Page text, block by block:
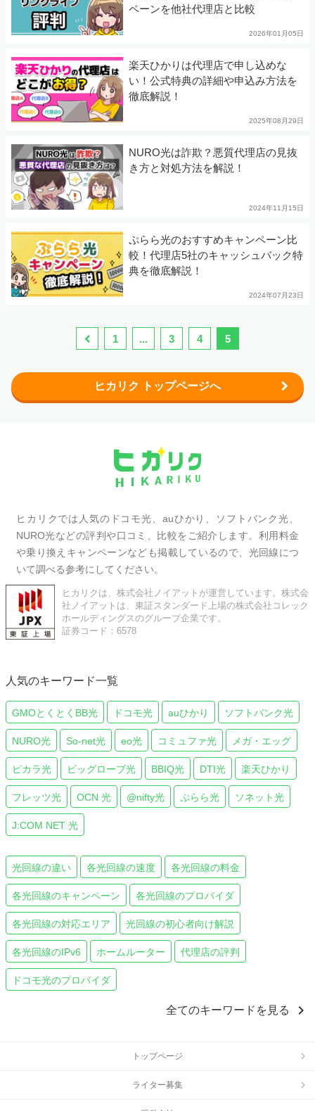
ペーンを他社代理店と比較
2026年01月05日
楽天ひかりは代理店で申し込めな
い！公式特典の詳細や申込み方法を
徹底解説！
2025年08月29日
NURO光は詐欺？悪質代理店の見抜
き方と対処方法を解説！
2024年11月15日
ぷらら光のおすすめキャンペーン比
較！代理店5社のキャッシュバック特
典を徹底解説！
2024年07月23日
1 ... 3 4 5
ヒカリク トップページへ
ヒカリクでは人気のドコモ光、auひかり、ソフトバンク光、
NURO光などの評判や口コミ、比較をご紹介します。利用料金
や乗り換えキャンペーンなども掲載しているので、光回線につ
いて調べる参考にしてください。
ヒカリクは、株式会社ノイアットが運営しています。株式会
社ノイアットは、東証スタンダード上場の株式会社コレック
ホールディングスのグループ企業です。
証券コード：6578
人気のキーワード一覧
GMOとくとくBB光 ドコモ光 auひかり ソフトバンク光
NURO光 So-net光 eo光 コミュファ光 メガ・エッグ
ピカラ光 ビッグローブ光 BBIQ光 DTI光 楽天ひかり
フレッツ光 OCN 光 @nifty光 ぷらら光 ソネット光
J:COM NET 光
光回線の違い 各光回線の速度 各光回線の料金
各光回線のキャンペーン 各光回線のプロバイダ
各光回線の対応エリア 光回線の初心者向け解説
各光回線のIPv6 ホームルーター 代理店の評判
ドコモ光のプロバイダ
全てのキーワードを見る chevron_right
トップページ
ライター募集